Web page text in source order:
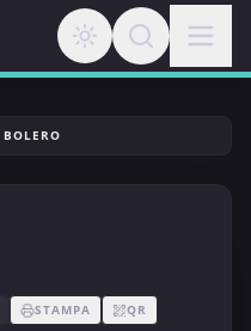
BOLERO
STAMPA QR